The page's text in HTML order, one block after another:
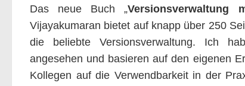
Das neue Buch „Versionsverwaltung
Vijayakumaran bietet auf knapp über 250
die beliebte Versionsverwaltung. Ich
angesehen und basieren auf den eigenen
Kollegen auf die Verwendbarkeit in der